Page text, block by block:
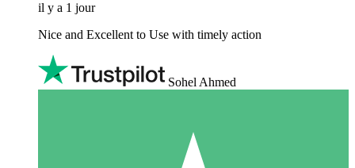
il y a 1 jour
Nice and Excellent to Use with timely action
Sohel Ahmed